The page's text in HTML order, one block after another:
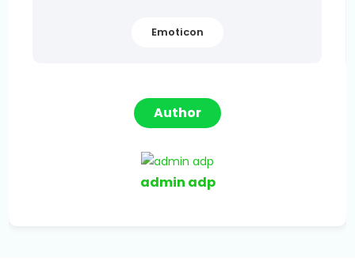
Emoticon
Author
admin adp